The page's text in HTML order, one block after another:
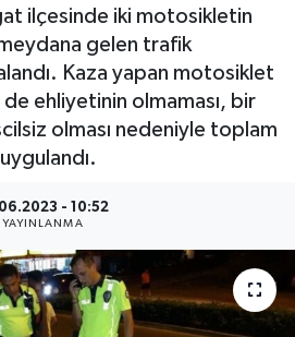
ilçesinde iki motosikletin
gelen trafik
Kaza yapan motosiklet
ehliyetinin olmaması, bir
olması nedeniyle toplam
- 10:52
YAYINLANMA